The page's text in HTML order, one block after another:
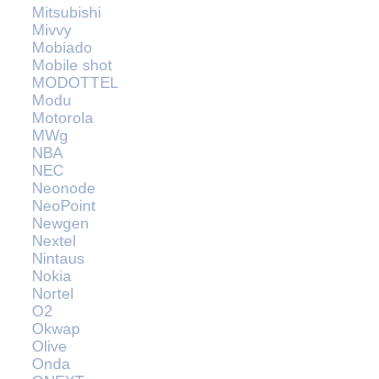
Mitsubishi
Mivvy
Mobiado
Mobile shot
MODOTTEL
Modu
Motorola
MWg
NBA
NEC
Neonode
NeoPoint
Newgen
Nextel
Nintaus
Nokia
Nortel
O2
Okwap
Olive
Onda